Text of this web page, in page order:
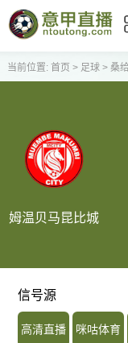
当前位置: 首页 > 足球> 桑
姆温贝马昆比城
信号源
高清直播 咪咕体育